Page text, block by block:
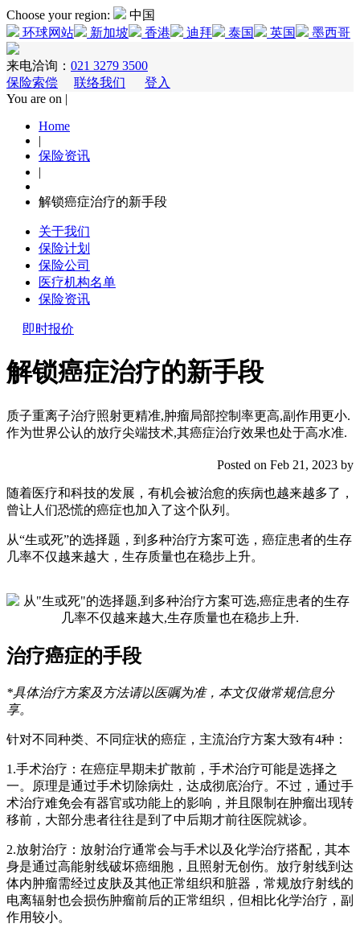
Choose your region:
中国
环球网站
新加坡 香港 迪拜 泰国 英国 墨西哥
来电洽询： 021 3279 3500
保险索偿
联络我们
登入
You are on |
Home
|
保险资讯
|
解锁癌症治疗的新手段
关于我们
保险计划
保险公司
医疗机构名单
保险资讯
即时报价
解锁癌症治疗的新手段
质子重离子治疗照射更精准,肿瘤局部控制率更高,副作用更小.
作为世界公认的放疗尖端技术,其癌症治疗效果也处于高水准.
Posted on Feb 21, 2023 by
随着医疗和科技的发展，有机会被治愈的疾病也越来越多了，
曾让人们恐慌的癌症也加入了这个队列。
从“生或死”的选择题，到多种治疗方案可选，癌症患者的生存
几率不仅越来越大，生存质量也在稳步上升。
治疗癌症的手段
*具体治疗方案及方法请以医嘱为准，本文仅做常规信息分
享。
针对不同种类、不同症状的癌症，主流治疗方案大致有4种：
1.手术治疗：在癌症早期未扩散前，手术治疗可能是选择之
一。原理是通过手术切除病灶，达成彻底治疗。不过，通过手
术治疗难免会有器官或功能上的影响，并且限制在肿瘤出现转
移前，大部分患者往往是到了中后期才前往医院就诊。
2.放射治疗：放射治疗通常会与手术以及化学治疗搭配，其本
身是通过高能射线破坏癌细胞，且照射无创伤。放疗射线到达
体内肿瘤需经过皮肤及其他正常组织和脏器，常规放疗射线的
电离辐射也会损伤肿瘤前后的正常组织，但相比化学治疗，副
作用较小。